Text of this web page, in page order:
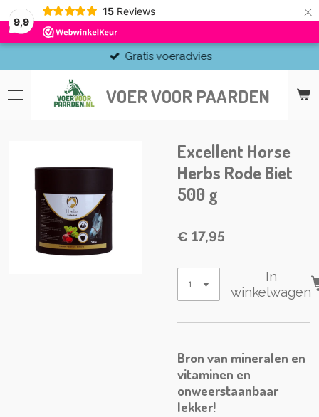
9,9
15 Reviews ×
VOER VOOR PAARDEN
Gratis voeradvies
Excellent Horse
Herbs Rode Biet
500 g
€ 17,95
In
winkelwagen
Bron van mineralen en
vitaminen en
onweerstaanbaar
lekker!